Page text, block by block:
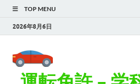
TOP MENU
2026年8月6日